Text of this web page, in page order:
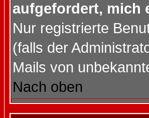
aufgefordert, mich
Nur registrierte
(falls der
Mails von
Nach oben